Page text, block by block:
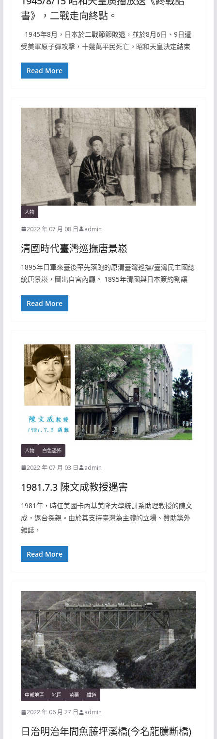
書》，二戰走向終點。
1945年8月，日本於二戰節節敗退，並於8月6日、9日遭
受美軍原子彈攻擊，十幾萬平民死亡。昭和天皇決定結束
Read More
人物
2022 年 07 月 08 日 admin
清國時代臺灣巡撫唐景崧
1895年日軍來臺後率先落跑的原清臺灣巡撫/臺灣民主國總
統唐景崧，圖出自宮內廳。 1895年清國與日本簽約割讓
Read More
人物 白色恐怖
2022 年 07 月 03 日 admin
1981.7.3 陳文成教授遇害
1981年，時任美國卡內基美隆大學統計系助理教授的陳文
成，返台探親。由於其支持臺灣為主體的立場、贊助黨外
雜誌，
Read More
中部地區 地區 苗栗 鐵道
2022 年 06 月 27 日 admin
日治明治年間魚藤坪溪橋(今名龍騰斷橋)